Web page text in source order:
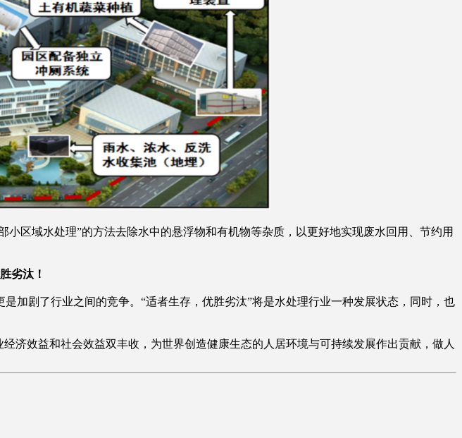
区域水处理”的方法去除水中的悬浮物和有机物等杂质，以更好地实现废水回用、节约用
劣汰！
加剧了行业之间的竞争。“适者生存，优胜劣汰”将是水处理行业一种发展状态，同时，也
济效益和社会效益双丰收，为世界创造健康生态的人居环境与可持续发展作出贡献，做人